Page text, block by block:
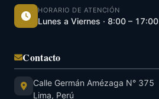
HORARIO DE ATENCIÓN
Lunes a Viernes · 8:00 – 17:00
Contacto
Calle Germán Amézaga N° 375
Lima, Perú